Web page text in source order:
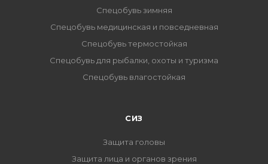
Спецобувь зимняя
Спецобувь медицинская и повседневная
Спецобувь термостойкая
Спецобувь для рыбалки, охоты и туризма
Спецобувь влагостойкая
СИЗ
Защита головы
Защита лица и органов зрения